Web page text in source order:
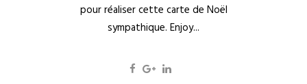
pour réaliser cette carte de Noël
sympathique. Enjoy...